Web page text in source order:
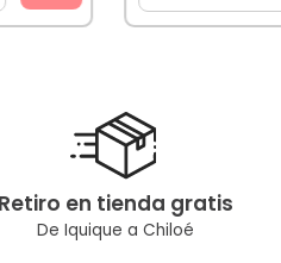
Retiro en tienda gratis
De Iquique a Chiloé